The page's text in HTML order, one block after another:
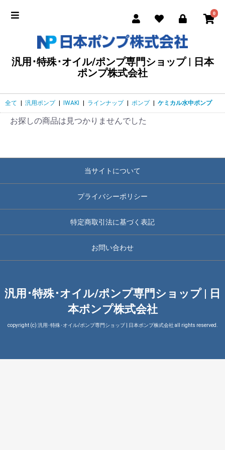
0
汎用･特殊･オイル/ポンプ専門ショップ | 日本
ポンプ株式会社
全て | 汎用ポンプ | IWAKI | ラインナップ | ポンプ | ケミカル水中ポンプ
お探しの商品は見つかりませんでした
当サイトについて
プライバシーポリシー
特定商取引法に基づく表記
お問い合わせ
汎用･特殊･オイル/ポンプ専門ショップ | 日
本ポンプ株式会社
copyright (c) 汎用･特殊･オイル/ポンプ専門ショップ | 日本ポンプ株式会社 all rights reserved.